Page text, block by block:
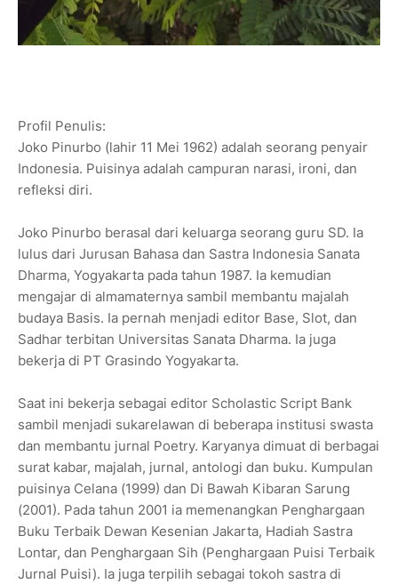
Profil Penulis:
Joko Pinurbo (lahir 11 Mei 1962) adalah seorang penyair
Indonesia. Puisinya adalah campuran narasi, ironi, dan
refleksi diri.
Joko Pinurbo berasal dari keluarga seorang guru SD. Ia
lulus dari Jurusan Bahasa dan Sastra Indonesia Sanata
Dharma, Yogyakarta pada tahun 1987. Ia kemudian
mengajar di almamaternya sambil membantu majalah
budaya Basis. Ia pernah menjadi editor Base, Slot, dan
Sadhar terbitan Universitas Sanata Dharma. Ia juga
bekerja di PT Grasindo Yogyakarta.
Saat ini bekerja sebagai editor Scholastic Script Bank
sambil menjadi sukarelawan di beberapa institusi swasta
dan membantu jurnal Poetry. Karyanya dimuat di berbagai
surat kabar, majalah, jurnal, antologi dan buku. Kumpulan
puisinya Celana (1999) dan Di Bawah Kibaran Sarung
(2001). Pada tahun 2001 ia memenangkan Penghargaan
Buku Terbaik Dewan Kesenian Jakarta, Hadiah Sastra
Lontar, dan Penghargaan Sih (Penghargaan Puisi Terbaik
Jurnal Puisi). Ia juga terpilih sebagai tokoh sastra di